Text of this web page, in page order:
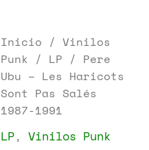
Inicio /Vinilos
Punk / LP / Pere
Ubu – Les Haricots
Sont Pas Salés
1987-1991
LP,Vinilos Punk